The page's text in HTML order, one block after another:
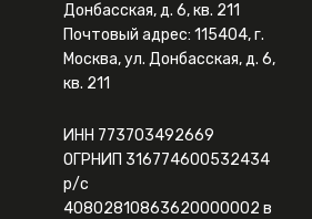
Донбасская, д. 6, кв. 211
Почтовый адрес: 115404, г.
Москва, ул. Донбасская, д. 6,
кв. 211
ИНН 773703492669
ОГРНИП 316774600532434
р/с
40802810863620000002 в